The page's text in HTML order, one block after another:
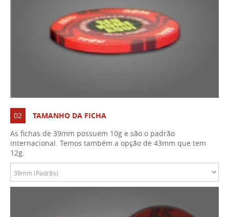
02
TAMANHO DA FICHA
As fichas de 39mm possuem 10g e são o padrão
internacional. Temos também a opção de 43mm que tem
12g.